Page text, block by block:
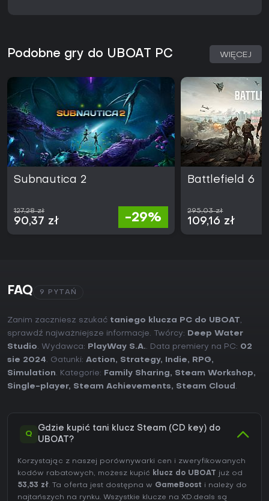
Podobne gry do UBOAT PC WIĘCEJ
Subnautica 2
127,28 zł
90,37 zł -29%
Battlefield 6
295,03 zł
109,16 zł
FAQ 9 PYTAŃ
Zanim zaczniesz szukać taniego klucza PC do UBOAT,
sprawdź najważniejsze informacje. Twórcy:
Deep Water
Studio. Wydawca: PlayWay S.A.. Data premiery na PC: 02
sie 2024. Gatunki: Action, Strategy, Indie, RPG,
Simulation. Kategorie: Family Sharing, Steam Workshop,
Single-player, Steam Achievements, Steam Cloud .
Q
Gdzie kupić tani klucz Steam (CD key) do
UBOAT?
Korzystając z naszej porównywarki cen i zweryfikowanych
kodów rabatowych, możesz kupić klucz do UBOAT
już od
53,53 zł. Ta oferta jest dostępna w GameBoost i należy do
najtańszych na rynku. Wszystkie klucze na XD.deals są